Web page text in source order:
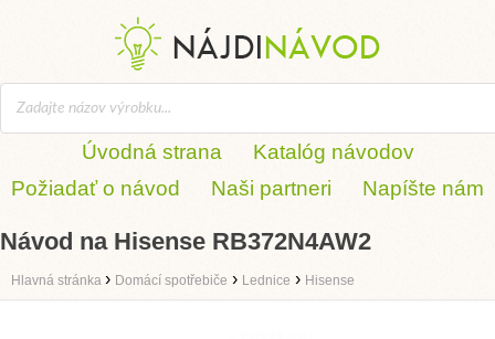
Úvodná strana
Katalóg návodov
Požiadať o návod
Naši partneri Napíšte nám
Návod na Hisense RB372N4AW2
Hlavná stránka › Domácí spotřebiče › Lednice › Hisense